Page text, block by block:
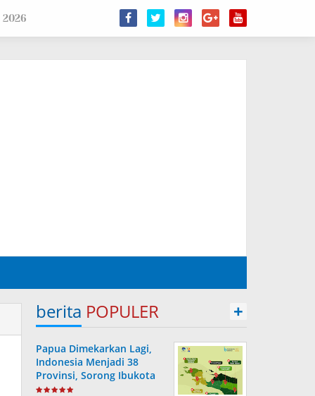
berita POPULER +
Papua Dimekarkan Lagi,
Indonesia Menjadi 38
Provinsi, Sorong Ibukota
Provinsi ke 38